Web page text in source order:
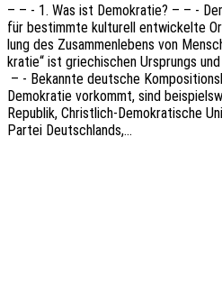
– – - 1. Was ist Demo­kra­tie? – – -
für bestimm­te kultu­rell entwi­ckel­te
lung des Zusam­men­le­bens von
kra­tie“ ist grie­chi­schen Ursprungs
– - Bekann­te deut­sche
Demo­kra­tie vorkommt, sind
Repu­blik, Chris­t­­lich-Demo­­kra­­ti­­sche
Partei Deutschlands,…